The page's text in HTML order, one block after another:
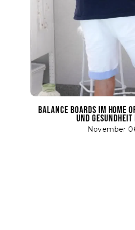
BALANCE BOARDS IM HOME
UND
November